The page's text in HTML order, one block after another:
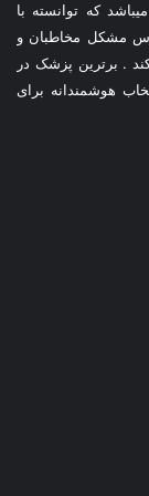
که توانسته با
مشکل مخاطبان و
. برترین پزشک در
هوشمندانه برای